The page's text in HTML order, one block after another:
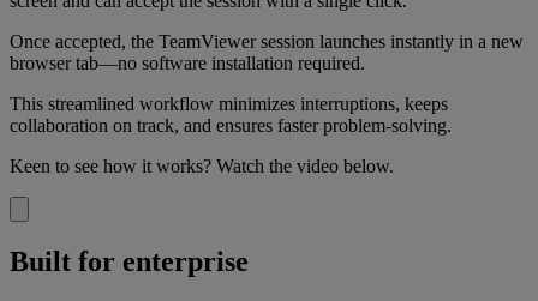
Once accepted, the TeamViewer session launches instantly in a new
browser tab—no software installation required.
This streamlined workflow minimizes interruptions, keeps
collaboration on track, and ensures faster problem-solving.
Keen to see how it works? Watch the video below.
Built for enterprise